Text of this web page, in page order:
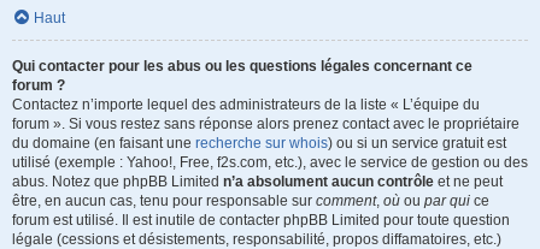
Haut
Qui contacter pour les abus ou les questions légales concernant ce
forum ?
Contactez n’importe lequel des administrateurs de la liste « L’équipe du
forum ». Si vous restez sans réponse alors prenez contact avec le propriétaire
du domaine (en faisant une recherche sur whois) ou si un service gratuit est
utilisé (exemple : Yahoo!, Free, f2s.com, etc.), avec le service de gestion ou des
abus. Notez que phpBB Limited n’a absolument aucun contrôle et ne peut
être, en aucun cas, tenu pour responsable sur comment, où ou par qui ce
forum est utilisé. Il est inutile de contacter phpBB Limited pour toute question
légale (cessions et désistements, responsabilité, propos diffamatoires, etc.)